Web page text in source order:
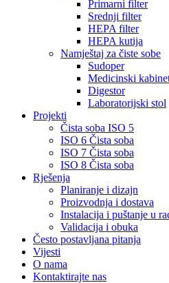
Primarni filter
Srednji filter
HEPA filter
HEPA kutija
Namještaj za čiste sobe
Sudoper
Medicinski
Digestor
Laboratorijski stol
Projekti
Čista soba ISO 5
ISO 6 Čista soba
ISO 7 Čista soba
ISO 8 Čista soba
Rješenja
Planiranje i dizajn
Proizvodnja i dostava
Instalacija i puštanje u
Validacija i obuka
Često postavljana pitanja
Vijesti
O nama
Kontaktirajte nas